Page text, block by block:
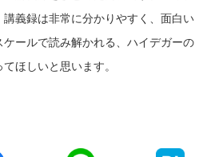
義録は非常に分かりやすく、面白い
ールで読み解かれる、ハイデガーの
ほしいと思います。